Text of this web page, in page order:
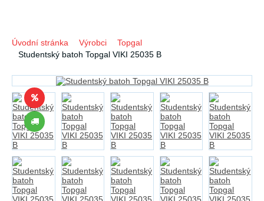
Úvodní stránka Výrobci
Topgal
Studentský batoh Topgal VIKI 25035 B